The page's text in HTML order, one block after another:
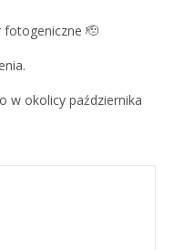
🫡
w okolicy października